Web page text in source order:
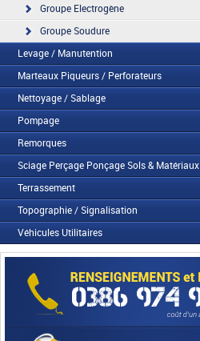
Groupe Electrogène
Groupe Soudure
Levage / Manutention
Marteaux Piqueurs / Perforateurs
Nettoyage / Sablage
Pompage
Remorques
Sciage Perçage Ponçage Sols & Matériaux
Terrassement
Topographie / Signalisation
Véhicules Utilitaires